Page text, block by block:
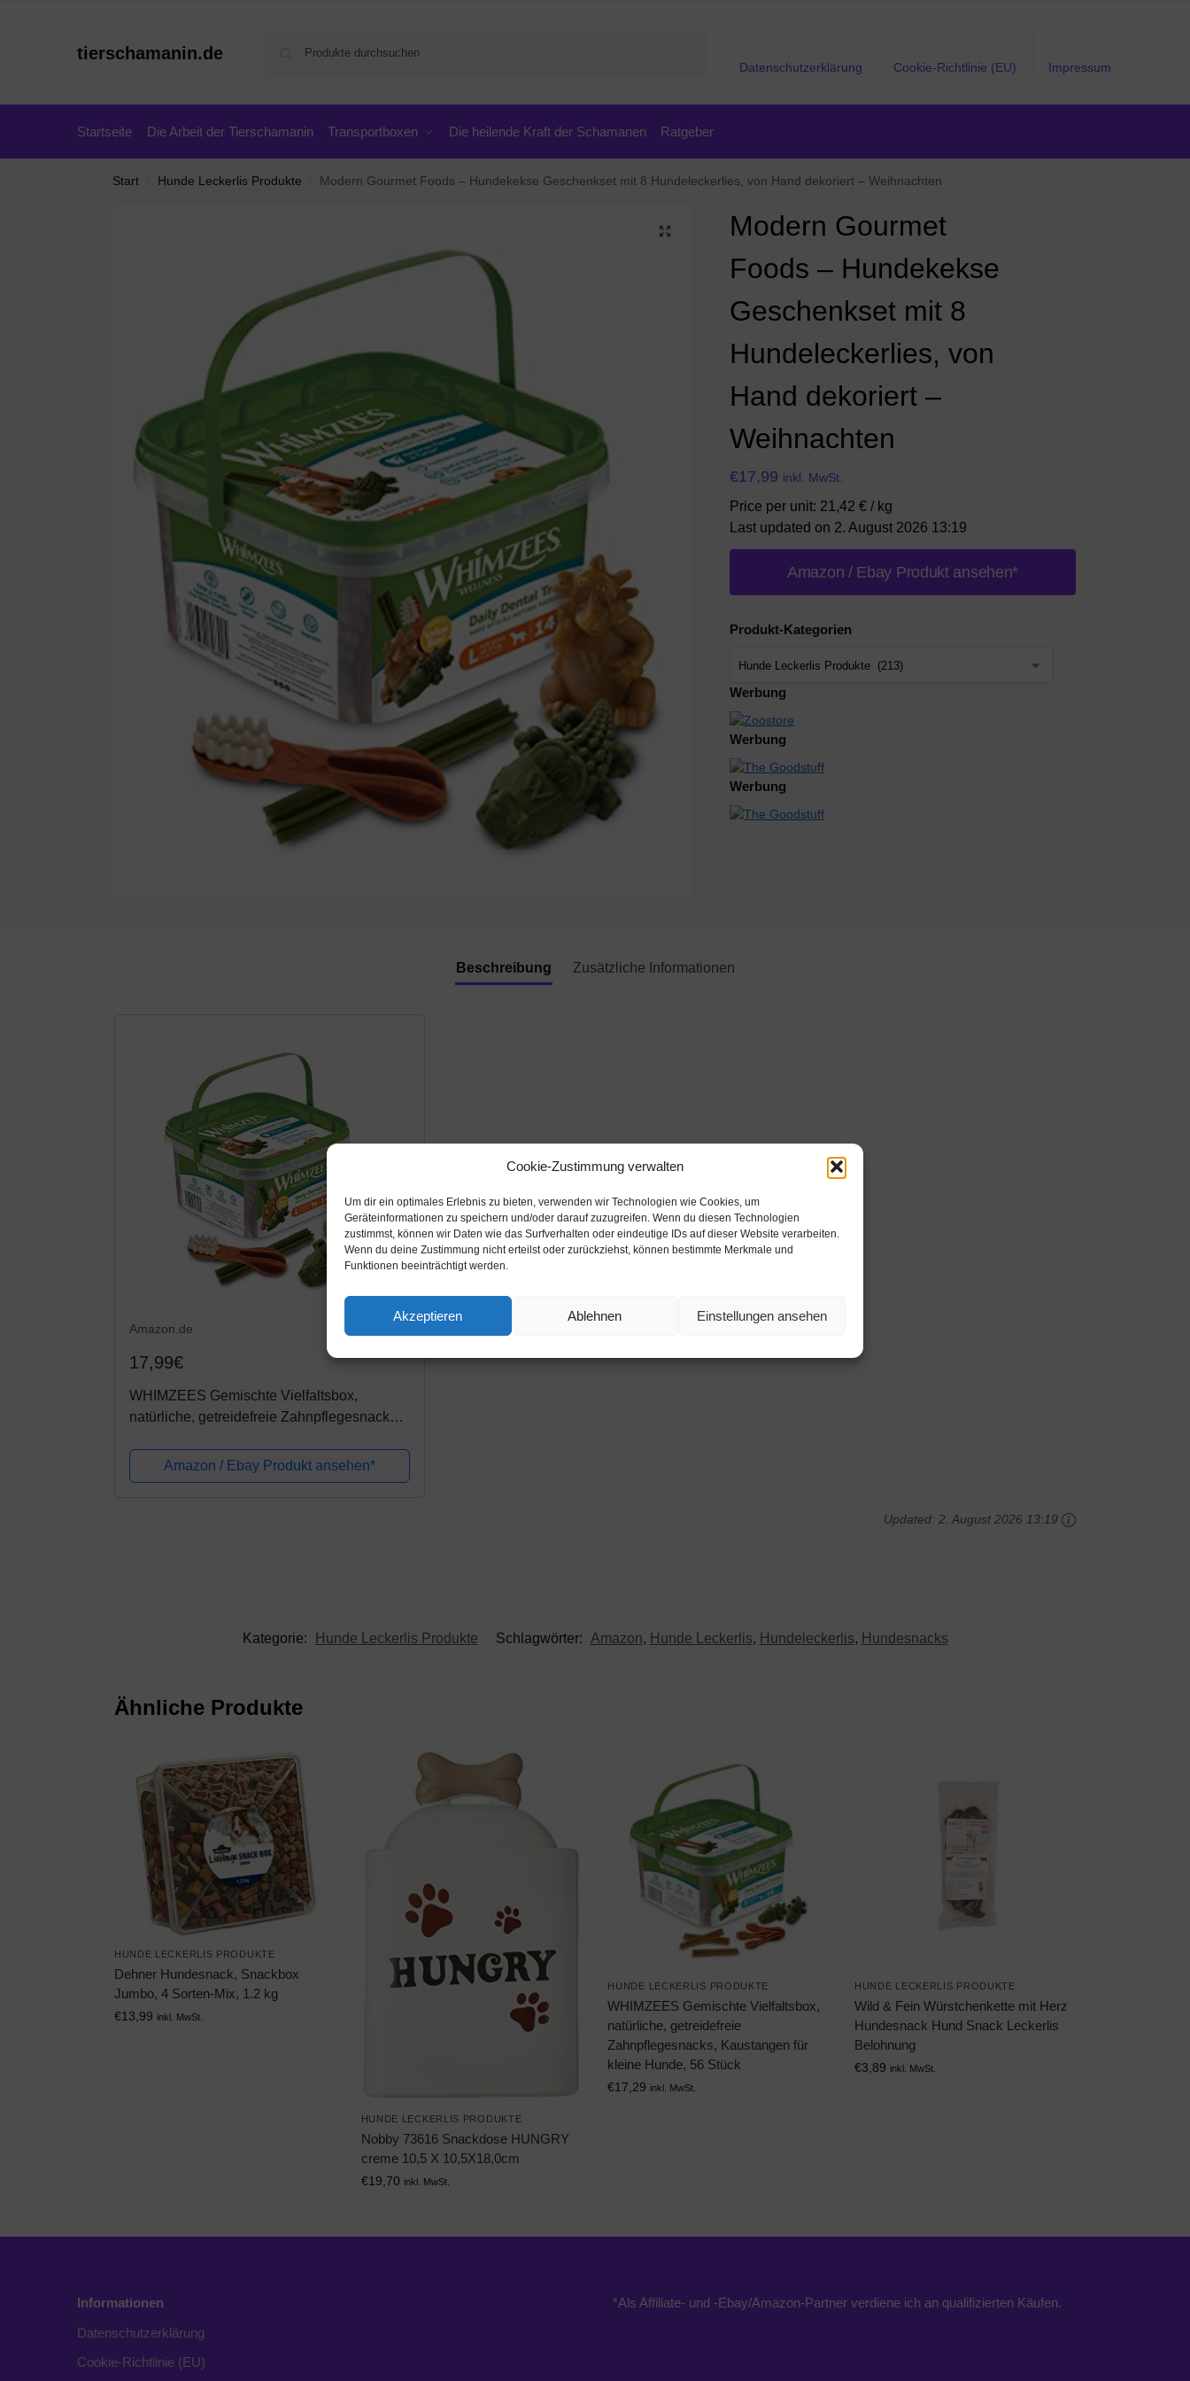
Cookie-Zustimmung verwalten
Um dir ein optimales Erlebnis zu bieten, verwenden wir Technologien wie Cookies, um
Geräteinformationen zu speichern und/oder darauf zuzugreifen. Wenn du diesen Technologien
zustimmst, können wir Daten wie das Surfverhalten oder eindeutige IDs auf dieser Website verarbeiten.
Wenn du deine Zustimmung nicht erteilst oder zurückziehst, können bestimmte Merkmale und
Funktionen beeinträchtigt werden.
Akzeptieren Ablehnen Einstellungen ansehen
tierschamanin.de
Datenschutzerklärung Cookie-Richtlinie (EU) Impressum
Startseite Die Arbeit der Tierschamanin Transportboxen Die heilende Kraft der Schamanen Ratgeber
Start Hunde Leckerlis Produkte Modern Gourmet Foods – Hundekekse Geschenkset mit 8 Hundeleckerlies, von Hand dekoriert – Weihnachten
Modern Gourmet
Foods – Hundekekse
Geschenkset mit 8
Hundeleckerlies, von
Hand dekoriert –
Weihnachten
€17,99 inkl. MwSt.
Price per unit: 21,42 € / kg
Last updated on 2. August 2026 13:19
Amazon / Ebay Produkt ansehen*
Produkt-Kategorien
Werbung
Werbung
Werbung
Beschreibung Zusätzliche Informationen
Amazon.de
17,99€
WHIMZEES Gemischte Vielfaltsbox,
natürliche, getreidefreie Zahnpflegesnacks,
Amazon / Ebay Produkt ansehen*
Updated: 2. August 2026 13:19
Kategorie: Hunde Leckerlis Produkte Schlagwörter: Amazon, Hunde Leckerlis, Hundeleckerlis, Hundesnacks
Ähnliche Produkte
HUNDE LECKERLIS PRODUKTE
Dehner Hundesnack, Snackbox
Jumbo, 4 Sorten-Mix, 1.2 kg
€13,99 inkl. MwSt.
HUNDE LECKERLIS PRODUKTE
Nobby 73616 Snackdose HUNGRY
creme 10,5 X 10,5X18,0cm
€19,70 inkl. MwSt.
HUNDE LECKERLIS PRODUKTE
WHIMZEES Gemischte Vielfaltsbox,
natürliche, getreidefreie
Zahnpflegesnacks, Kaustangen für
kleine Hunde, 56 Stück
€17,29 inkl. MwSt.
HUNDE LECKERLIS PRODUKTE
Wild & Fein Würstchenkette mit Herz
Hundesnack Hund Snack Leckerlis
Belohnung
€3,89 inkl. MwSt.
Informationen
Datenschutzerklärung
Cookie-Richtlinie (EU)
*Als Affiliate- und -Ebay/Amazon-Partner verdiene ich an qualifizierten Käufen.